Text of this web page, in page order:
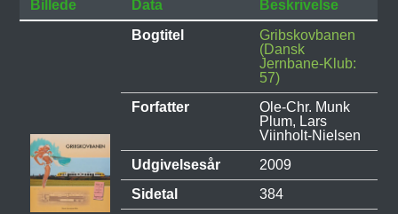
Billede Data
Beskrivelse
Bogtitel
Gribskovbanen
(Dansk
Jernbane-Klub:
57)
Forfatter
Ole-Chr. Munk
Plum, Lars
Viinholt-Nielsen
Udgivelsesår
2009
Sidetal
384